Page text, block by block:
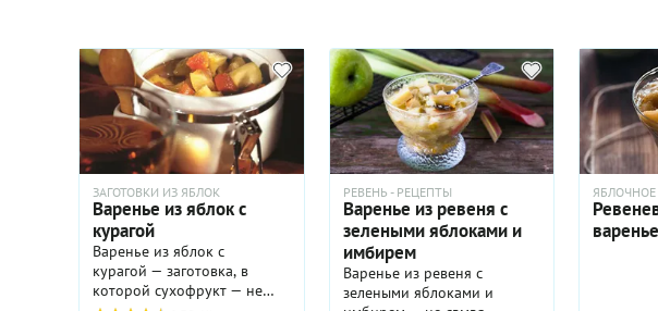
ЗАГОТОВКИ ИЗ ЯБЛОК
Варенье из яблок с
курагой
Варенье из яблок с
курагой — заготовка, в
которой сухофрукт — не
РЕВЕНЬ - РЕЦЕПТЫ
Варенье из ревеня с
зелеными яблоками и
имбирем
Варенье из ревеня с
зелеными яблоками и
ЯБЛОЧНОЕ